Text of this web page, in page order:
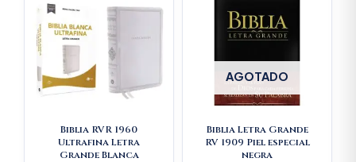
Biblia RVR 1960
Ultrafina Letra
Grande Blanca
AGOTADO
Biblia Letra Grande
RV 1909 Piel especial
negra